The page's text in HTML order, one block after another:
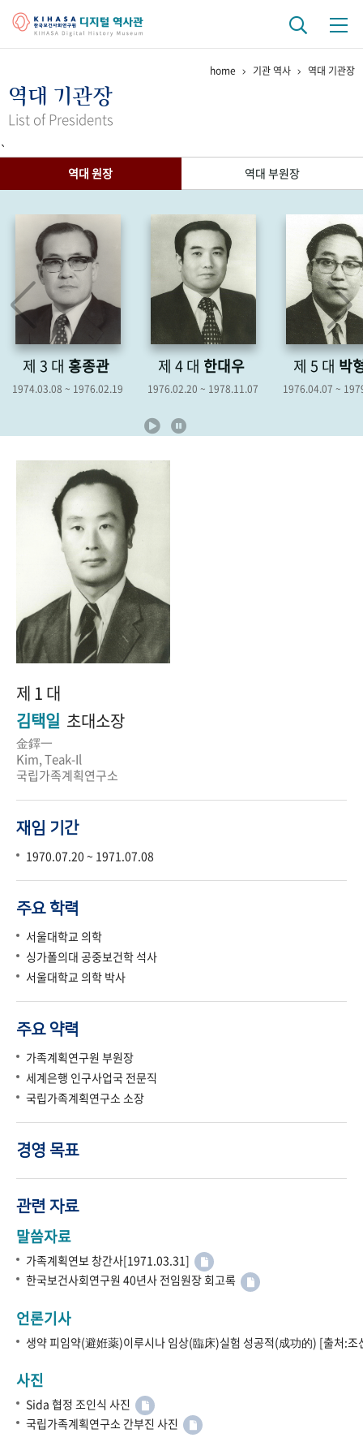
걸어온 길 기관 변천사
연구 역사
정책과 연구 키워드로 보는 연구 역사
연구자들
기록물 아카이브
사진 아카이브 문서 기록물 행정박물 영상 기록물
50+1주년 기념
성과 50선 숫자로 보는 50년 50 +1주년 광장
세계와 함께 한 KIHASA
home 기관 역사 역대 기관장
역대 기관장
List of Presidents
`
역대 원장
역대 부원장
제 3 대 홍종관
1974.03.08 ~ 1976.02.19
제 4 대 한대우
1976.02.20 ~ 1978.11.07
제 5 대 박
1976.04.07 ~
제 1 대
김택일 초대소장
金鐸一
Kim, Teak-Il
국립가족계획연구소
재임 기간
1970.07.20 ~ 1971.07.08
주요 학력
서울대학교 의학
싱가폴의대 공중보건학 석사
서울대학교 의학 박사
주요 약력
가족계획연구원 부원장
세계은행 인구사업국 전문직
국립가족계획연구소 소장
경영 목표
관련 자료
말씀자료
가족계획연보 창간사[1971.03.31]
한국보건사회연구원 40년사 전임원장 회고록
언론기사
생약 피임약(避姙薬)이루시나 임상(臨床)실험 성공적(成功的) [출처:
사진
Sida 협정 조인식 사진
국립가족계획연구소 간부진 사진